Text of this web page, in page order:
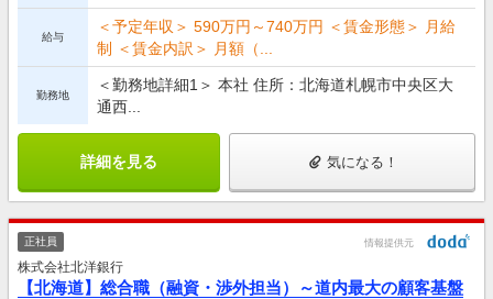
給与
＜予定年収＞ 590万円～740万円 ＜賃金形態＞ 月給
制 ＜賃金内訳＞ 月額（...
勤務地
＜勤務地詳細1＞ 本社 住所：北海道札幌市中央区大
通西...
詳細を見る 気になる！
正社員 情報提供元
株式会社北洋銀行
【北海道】総合職（融資・渉外担当）～道内最大の顧客基盤